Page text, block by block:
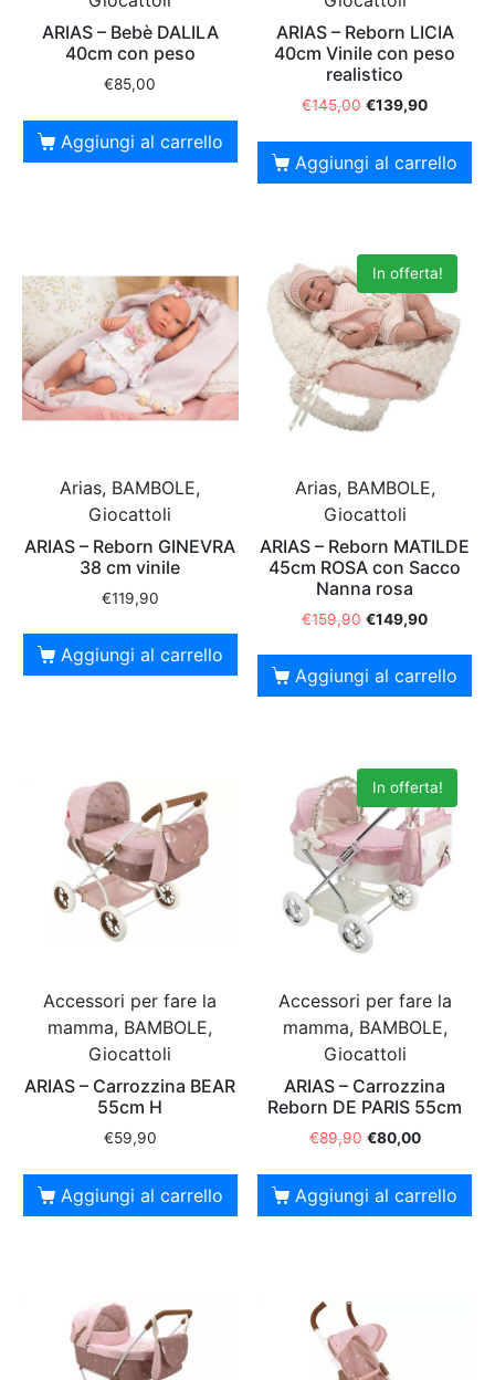
ARIAS – Bebè DALILA
40cm con peso
€85,00
Aggiungi al carrello
ARIAS – Reborn LICIA
40cm Vinile con peso
realistico
€145,00 €139,90
Aggiungi al carrello
Arias, BAMBOLE,
Giocattoli
ARIAS – Reborn GINEVRA
38 cm vinile
€119,90
Aggiungi al carrello
In offerta!
Arias, BAMBOLE,
Giocattoli
ARIAS – Reborn MATILDE
45cm ROSA con Sacco
Nanna rosa
€159,90 €149,90
Aggiungi al carrello
Accessori per fare la
mamma, BAMBOLE,
Giocattoli
ARIAS – Carrozzina BEAR
55cm H
€59,90
Aggiungi al carrello
In offerta!
Accessori per fare la
mamma, BAMBOLE,
Giocattoli
ARIAS – Carrozzina
Reborn DE PARIS 55cm
€89,90 €80,00
Aggiungi al carrello